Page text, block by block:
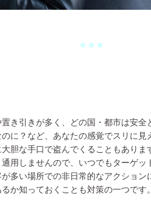
★★★
き引きが多く、どの国・都市は安
に？など、あなたの感覚でスリに
胆な手口で盗んでくることもあり
用しませんので、いつでもターゲ
多い場所での非日常的なアクショ
か知っておくことも対策の一つです